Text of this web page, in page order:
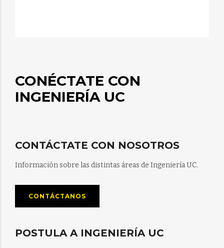
CONÉCTATE CON
INGENIERÍA UC
CONTÁCTATE CON NOSOTROS
Información sobre las distintas áreas de Ingeniería UC.
CONTÁCTANOS
POSTULA A INGENIERÍA UC